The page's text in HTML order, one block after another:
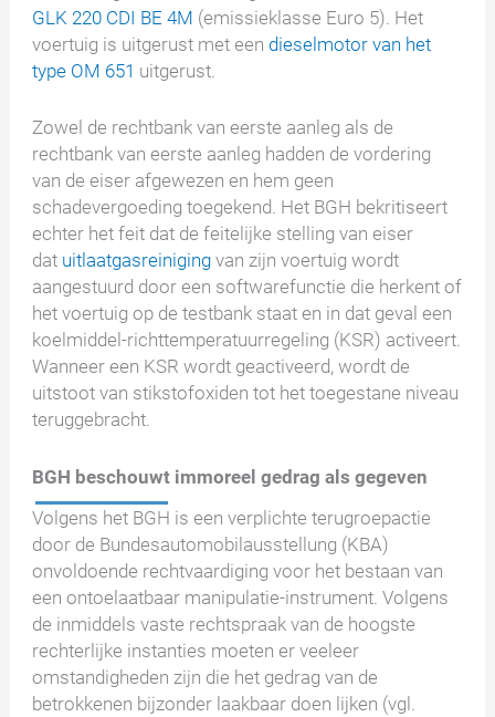
GLK 220 CDI BE 4M (emissieklasse Euro 5). Het
voertuig is uitgerust met een dieselmotor van het
type OM 651 uitgerust.
Zowel de rechtbank van eerste aanleg als de
rechtbank van eerste aanleg hadden de vordering
van de eiser afgewezen en hem geen
schadevergoeding toegekend. Het BGH bekritiseert
echter het feit dat de feitelijke stelling van eiser
dat uitlaatgasreiniging van zijn voertuig wordt
aangestuurd door een softwarefunctie die herkent of
het voertuig op de testbank staat en in dat geval een
koelmiddel-richttemperatuurregeling (KSR) activeert.
Wanneer een KSR wordt geactiveerd, wordt de
uitstoot van stikstofoxiden tot het toegestane niveau
teruggebracht.
BGH beschouwt immoreel gedrag als gegeven
Volgens het BGH is een verplichte terugroepactie
door de Bundesautomobilausstellung (KBA)
onvoldoende rechtvaardiging voor het bestaan van
een ontoelaatbaar manipulatie-instrument. Volgens
de inmiddels vaste rechtspraak van de hoogste
rechterlijke instanties moeten er veeleer
omstandigheden zijn die het gedrag van de
betrokkenen bijzonder laakbaar doen lijken (vgl.